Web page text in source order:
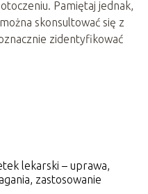
Pamiętaj jednak,
skonsultować się z
zidentyfikować
lekarski – uprawa,
zastosowanie